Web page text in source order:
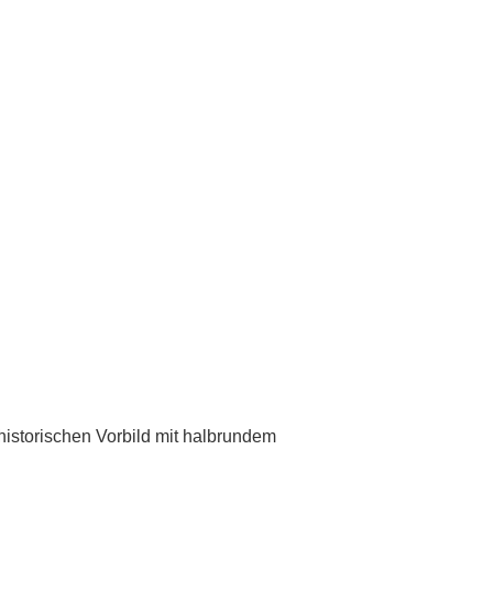
Vorbild mit halbrundem